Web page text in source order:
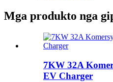
Mga produkto nga
7KW 32A
EV Charger